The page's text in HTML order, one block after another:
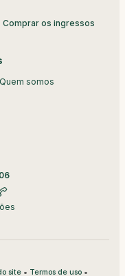
Comprar os ingressos
Quem somos
site• Termos de uso•